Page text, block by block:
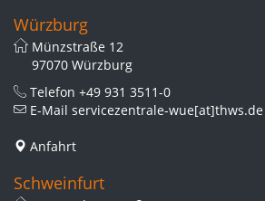
Würzburg
Münzstraße 12
97070 Würzburg
Telefon +49 931 3511-0
E-Mail servicezentrale-wue[at]thws.de
Anfahrt
Schweinfurt